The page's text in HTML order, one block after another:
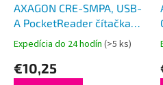
AXAGON CRE-SMPA, USB-
A PocketReader čítačka
kontaktných kariet Smart
card, (eObčanka, eID
klient)
Expedícia do 24 hodín (>5 ks)
€10,25